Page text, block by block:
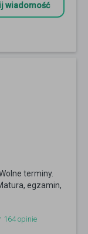
wiadomość
terminy.
egzamin,
164opinie